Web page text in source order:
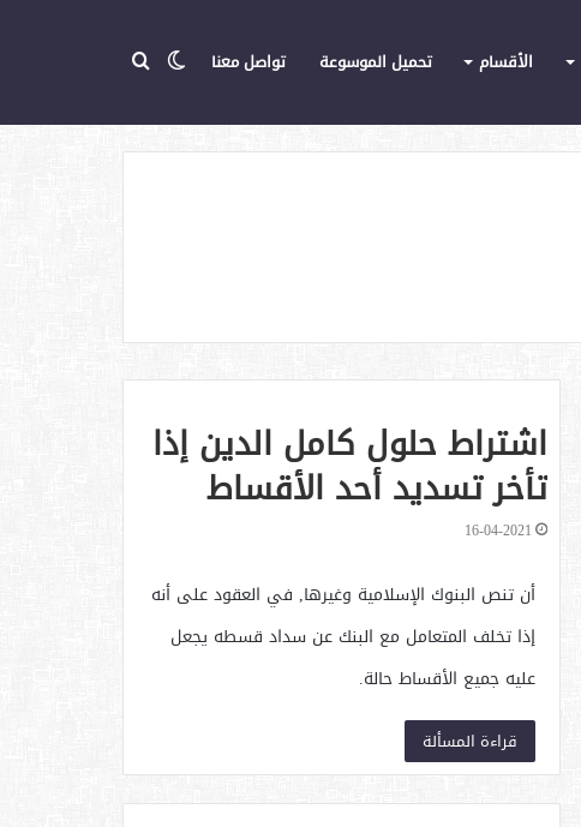
الأقسام تحميل الموسوعة تواصل معنا الوضع
اشتراط حلول كامل الدين إذا
تأخر تسديد أحد الأقساط
16-04-2021
أن تنص البنوك الإسلامية وغيرها, في العقود على أنه
إذا تخلف المتعامل مع البنك عن سداد قسطه يجعل
عليه جميع الأقساط حالة.
قراءة المسألة